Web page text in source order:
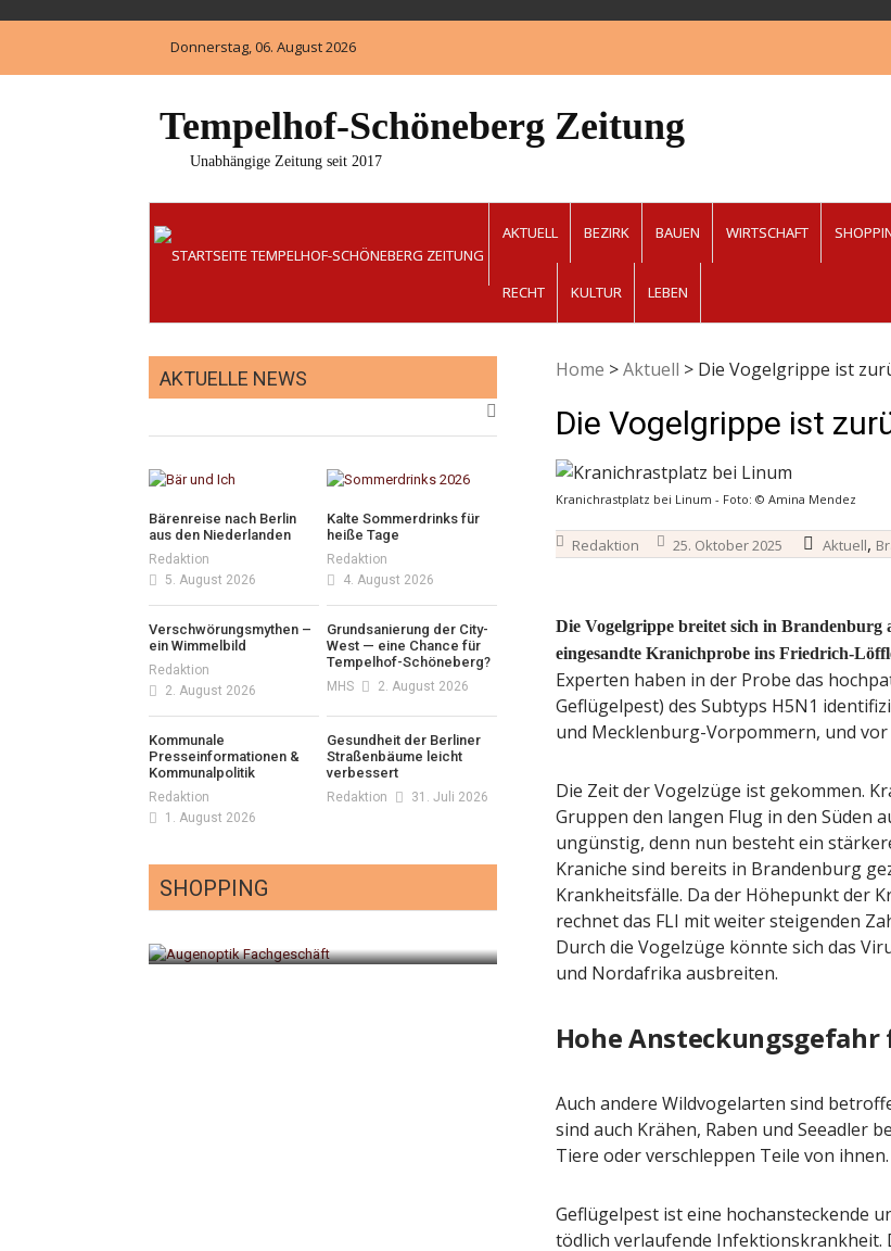
Donnerstag, 06. August 2026
Tempelhof-Schöneberg Zeitung
Unabhängige Zeitung seit 2017
AKTUELL BEZIRK BAUEN WIRTSCHAFT
RECHT KULTUR LEBEN
Home >Aktuell > Die Vogelgrippe ist
Die Vogelgrippe ist
Kranichrastplatz bei Linum - Foto: © Amina Mendez
Redaktion 25. Oktober 2025 Aktuell,
Die Vogelgrippe breitet sich in Brandenburg
eingesandte Kranichprobe ins Friedrich-
Experten haben in der Probe das
Geflügelpest) des Subtyps H5N1
und Mecklenburg-Vorpommern, und
Die Zeit der Vogelzüge ist gekommen.
Gruppen den langen Flug in den Süden
ungünstig, denn nun besteht ein
Kraniche sind bereits in Brandenburg
Krankheitsfälle. Da der Höhepunkt der
rechnet das FLI mit weiter steigenden
Durch die Vogelzüge könnte sich das
und Nordafrika ausbreiten.
Hohe Ansteckungsgefahr
Auch andere Wildvogelarten sind
sind auch Krähen, Raben und Seeadler
Tiere oder verschleppen Teile von ihnen.
Geflügelpest ist eine hochansteckende
tödlich verlaufende Infektionskrankheit.
AKTUELLE NEWS
Bärenreise nach Berlin
aus den Niederlanden
Redaktion
5. August 2026
Kalte Sommerdrinks für
heiße Tage
Redaktion
4. August 2026
Verschwörungsmythen –
ein Wimmelbild
Redaktion
2. August 2026
Grundsanierung der City-
West — eine Chance für
Tempelhof-Schöneberg?
MHS 2. August 2026
Kommunale
Presseinformationen &
Kommunalpolitik
Redaktion
1. August 2026
Gesundheit der Berliner
Straßenbäume leicht
verbessert
Redaktion 31. Juli 2026
SHOPPING
Sale und neuer Kollektion